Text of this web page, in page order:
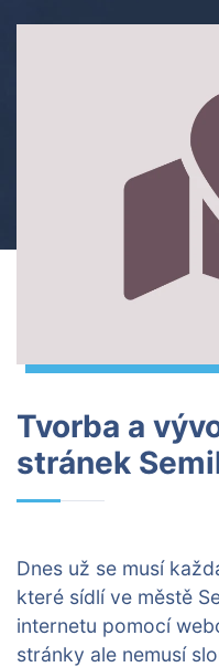
Tvorba a
stránek
Dnes už se musí
které sídlí ve městě
internetu pomocí
stránky ale nemusí